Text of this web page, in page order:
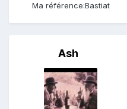
Ma référence:Bastiat
Ash